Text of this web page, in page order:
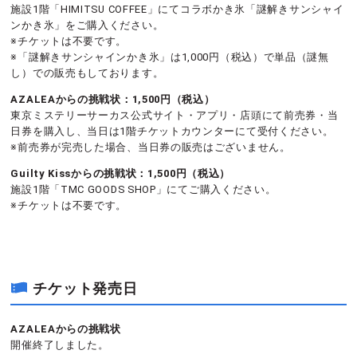
施設1階「HIMITSU COFFEE」にてコラボかき氷「謎解きサンシャイ
ンかき氷」をご購入ください。
※チケットは不要です。
※「謎解きサンシャインかき氷」は1,000円（税込）で単品（謎無
し）での販売もしております。
AZALEAからの挑戦状：1,500円（税込）
東京ミステリーサーカス公式サイト・アプリ・店頭にて前売券・当
日券を購入し、当日は1階チケットカウンターにて受付ください。
※前売券が完売した場合、当日券の販売はございません。
Guilty Kissからの挑戦状：1,500円（税込）
施設1階「TMC GOODS SHOP」にてご購入ください。
※チケットは不要です。
チケット発売日
AZALEAからの挑戦状
開催終了しました。